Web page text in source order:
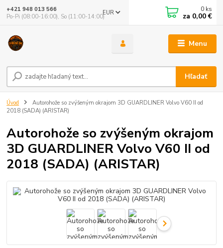
Menu
EUR
Hľadať
+421 948 013 566
Po-Pi (08:00-16:00), So (11:00-14:00)
0 ks
za 0,00 €
Úvod
Autorohože so zvýšeným okrajom 3D GUARDLINER Volvo V60 II od
2018 (SADA) (ARISTAR)
Autorohože so zvýšeným okrajom
3D GUARDLINER Volvo V60 II od
2018 (SADA) (ARISTAR)